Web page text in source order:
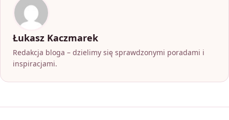
Łukasz Kaczmarek
Redakcja bloga – dzielimy się sprawdzonymi poradami i
inspiracjami.